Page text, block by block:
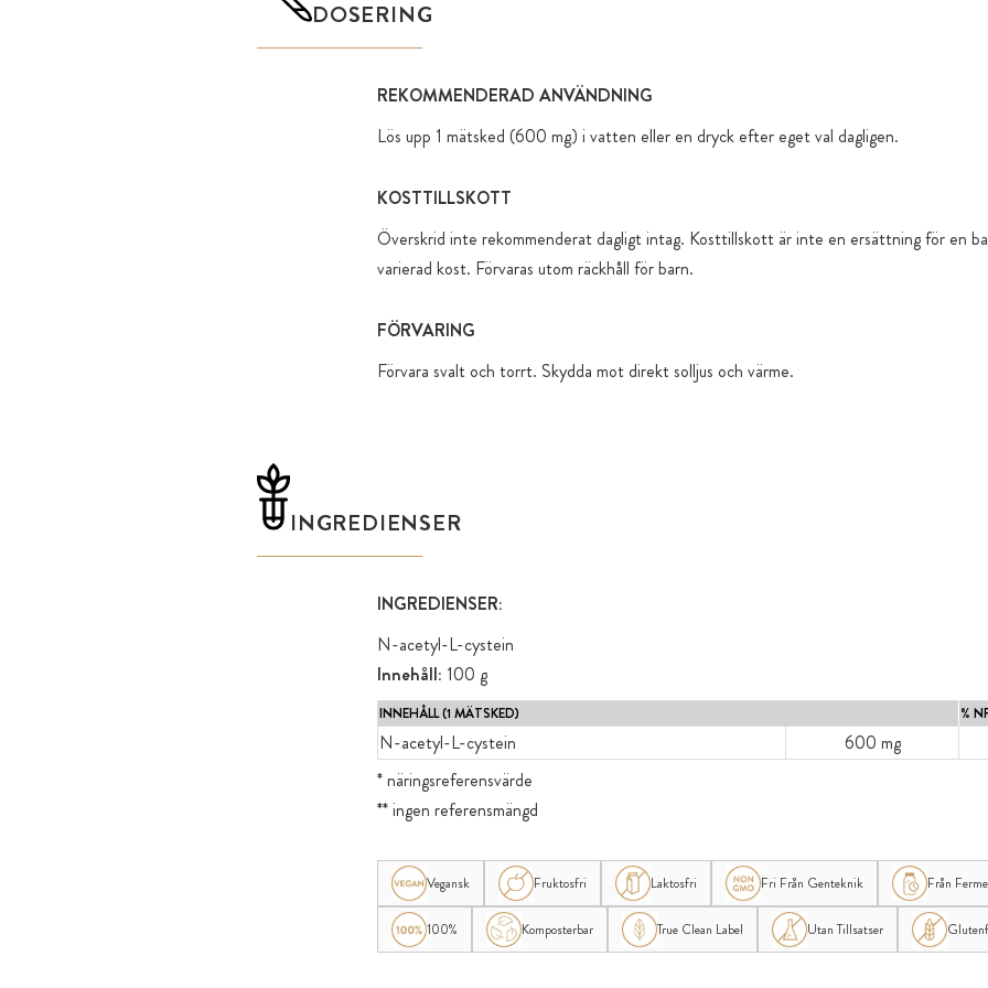
titandioxid
DOSERING
REKOMMENDERAD ANVÄNDNING
Lös upp 1 mätsked (600 mg) i vatten eller en dryck efter eget val dagligen.
KOSTTILLSKOTT
Överskrid inte rekommenderat dagligt intag. Kosttillskott är inte en ersättning för en
varierad kost. Förvaras utom räckhåll för barn.
FÖRVARING
Förvara svalt och torrt. Skydda mot direkt solljus och värme.
INGREDIENSER
INGREDIENSER:
N-acetyl-L-cystein
Innehåll: 100 g
INNEHÅLL (1 MÄTSKED) %
N-acetyl-L-cystein 600 mg
* näringsreferensvärde
** ingen referensmängd
Vegansk Fruktosfri Laktosfri Fri Från Genteknik Från
100% Komposterbar True Clean Label Utan Tillsatser